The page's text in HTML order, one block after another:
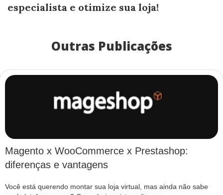
especialista e otimize sua loja!
Outras Publicações
Magento x WooCommerce x Prestashop:
diferenças e vantagens
Você está querendo montar sua loja virtual, mas ainda não sabe